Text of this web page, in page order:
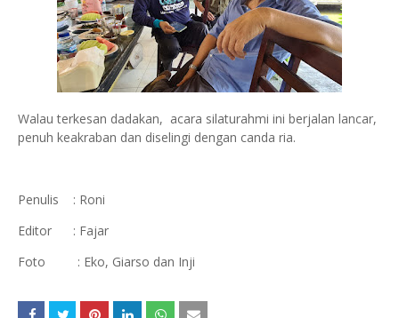
Walau terkesan dadakan, acara silaturahmi ini berjalan lancar,
penuh keakraban dan diselingi dengan canda ria.
Penulis : Roni
Editor : Fajar
Foto : Eko, Giarso dan Inji